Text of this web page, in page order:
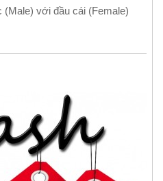
với đầu cái (Female)